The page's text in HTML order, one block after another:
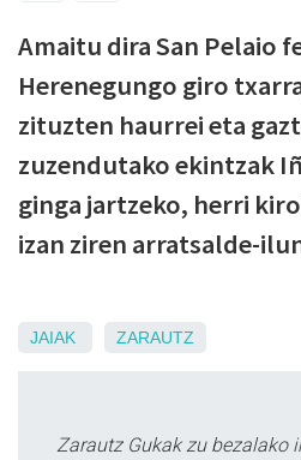
Amaitu dira San Pelaio
Herenegungo giro
zituzten haurrei eta
zuzendutako ekintzak
ginga jartzeko, herri
izan ziren arratsalde-
JAIAK ZARAUTZ
Zarautz Gukak zu bezalako